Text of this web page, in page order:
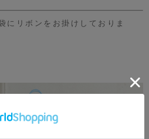
にリボンをお掛けしておりま